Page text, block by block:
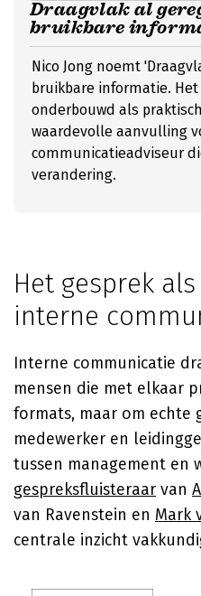
Draagvlak al
bruikbare
Nico Jong noemt
bruikbare informatie.
onderbouwd als
waardevolle aanvulling
communicatieadviseur
verandering.
Het gesprek
interne
Interne communicatie
mensen die met elkaar
formats, maar om echte
medewerker en
tussen management en
gespreksfluisteraar van
van Ravenstein en Mark
centrale inzicht